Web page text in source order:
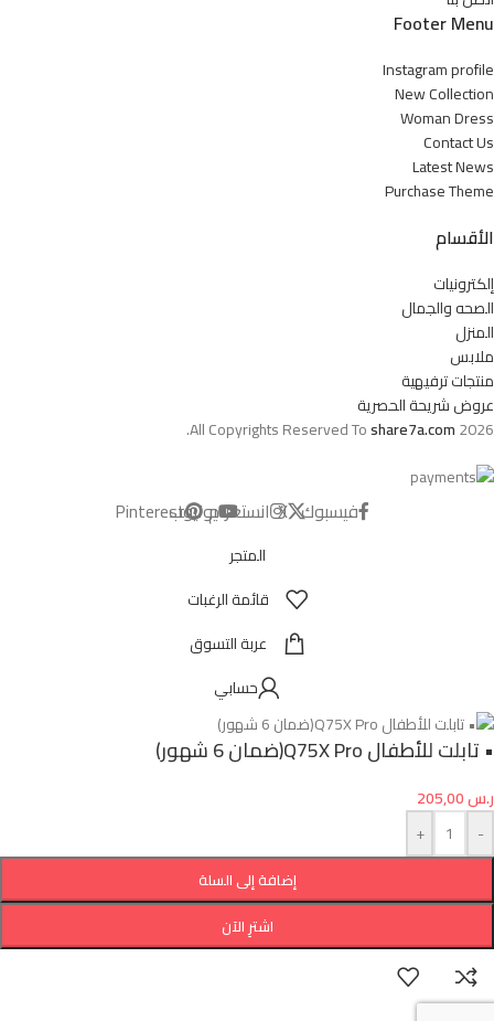
Footer Menu
Instagram profile
New Collection
Woman Dress
Contact Us
Latest News
Purchase Theme
الأقسام
إلكترونيات
الصحه والجمال
المنزل
ملابس
منتجات ترفيهية
عروض شريحة الحصرية
All Copyrights Reserved Toshare7a.com2026.
فيسبوك X انستغراميوتيوبPinterest
المتجر
قائمة الرغبات
عربة التسوق
حسابي
• تابلت للأطفال Q75X Pro(ضمان 6 شهور)
ر.س
-
+
إضافة إلى السلة
اشترِ الآن